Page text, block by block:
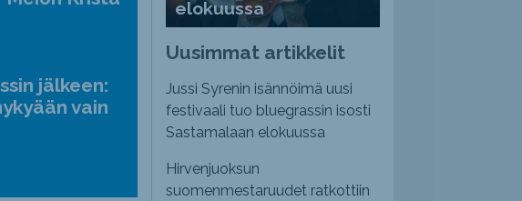
äänenvoimakkuutta
pienemmäksi.
jälkeen:
vain
elokuussa
Uusimmat artikkelit
Jussi Syrenin isännöimä uusi
festivaali tuo bluegrassin isosti
Sastamalaan elokuussa
Hirvenjuoksun
suomenmestaruudet ratkottiin